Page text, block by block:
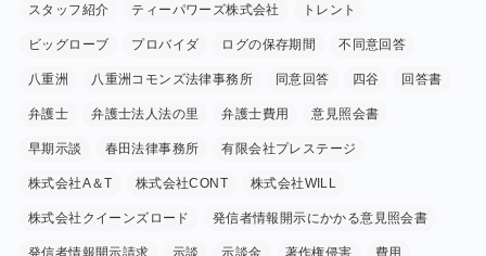
スタッフ紹介 ティーパワーズ株式会社 トレント
ビッグローブ プロバイダ ログの保存期間 不同意回答
八重洲 八重洲コモンズ法律事務所 同意回答 四谷 回答書
弁護士 弁護士法人法の里 弁護士費用 意見照会書
早期示談 春田法律事務所 有限会社プレステージ
株式会社A＆T 株式会社CONT 株式会社WILL
株式会社クイーンズロード 発信者情報開示にかかる意見照会書